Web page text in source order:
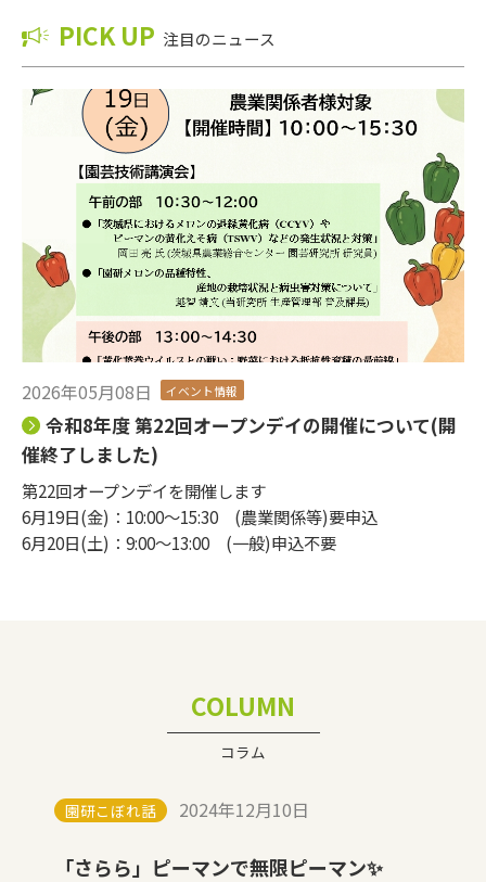
PICK UP 注目のニュース
2026年05月08日 イベント情報
令和8年度 第22回オープンデイの開催について(開
催終了しました)
第22回オープンデイを開催します
6月19日(金)：10:00～15:30 (農業関係等)要申込
6月20日(土)：9:00～13:00 (一般)申込不要
COLUMN
コラム
園研こぼれ話 2024年12月10日
「さらら」ピーマンで無限ピーマン✨